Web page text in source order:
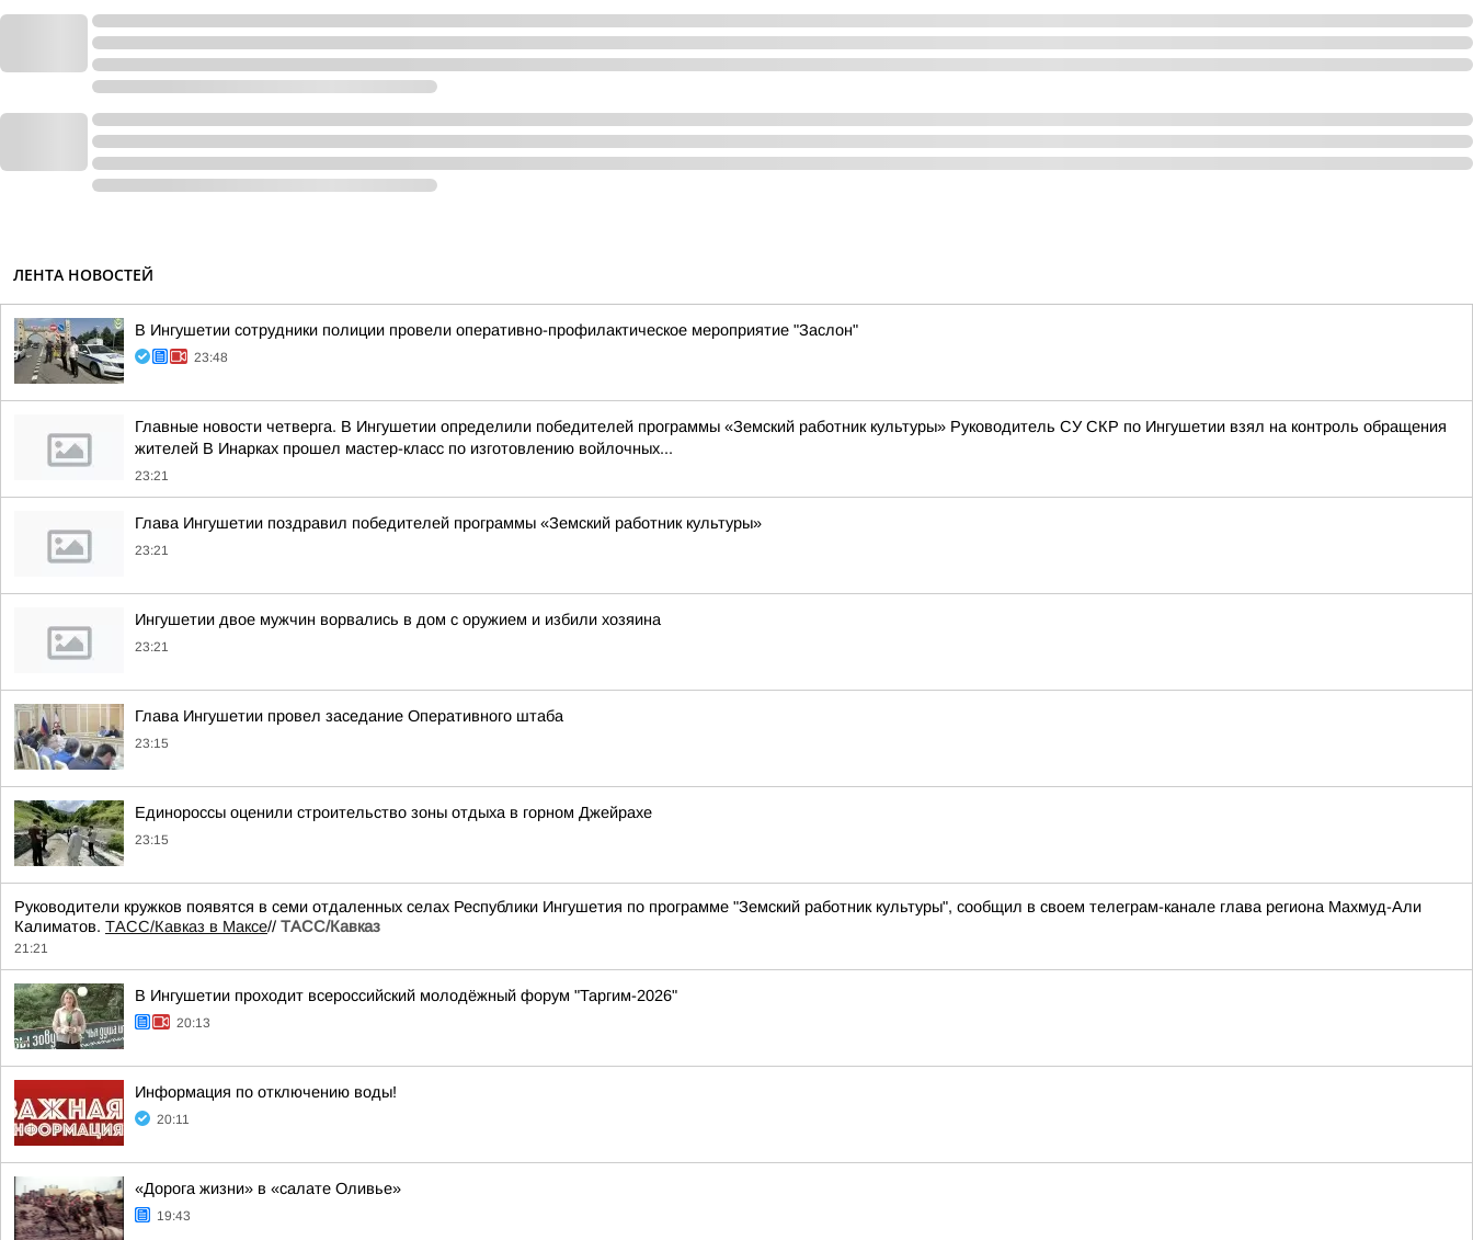
ЛЕНТА НОВОСТЕЙ
В Ингушетии сотрудники полиции провели оперативно-профилактическое мероприятие "Заслон"
23:48
Главные новости четверга. В Ингушетии определили победителей программы «Земский работник культуры» Руководитель СУ СКР по Ингушетии взял на контроль обращения
жителей В Инарках прошел мастер-класс по изготовлению войлочных...
23:21
Глава Ингушетии поздравил победителей программы «Земский работник культуры»
23:21
Ингушетии двое мужчин ворвались в дом с оружием и избили хозяина
23:21
Глава Ингушетии провел заседание Оперативного штаба
23:15
Единороссы оценили строительство зоны отдыха в горном Джейрахе
23:15
Руководители кружков появятся в семи отдаленных селах Республики Ингушетия по программе "Земский работник культуры", сообщил в своем телеграм-канале глава региона Махмуд-Али
Калиматов. ТАСС/Кавказ в Максе// ТАСС/Кавказ
21:21
В Ингушетии проходит всероссийский молодёжный форум "Таргим-2026"
20:13
Информация по отключению воды!
20:11
«Дорога жизни» в «салате Оливье»
19:43